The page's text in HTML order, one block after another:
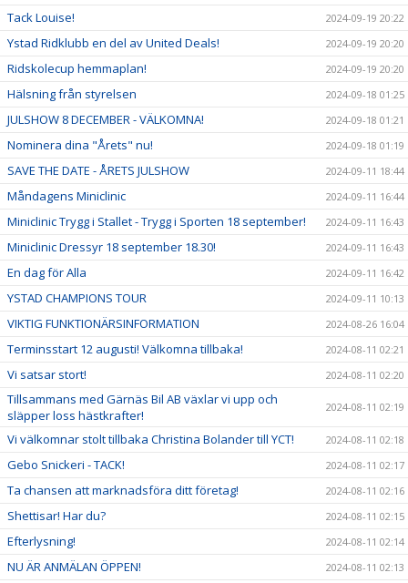
Tack Louise! 2024-09-19 20:22
Ystad Ridklubb en del av United Deals! 2024-09-19 20:20
Ridskolecup hemmaplan! 2024-09-19 20:20
Hälsning från styrelsen 2024-09-18 01:25
JULSHOW 8 DECEMBER - VÄLKOMNA! 2024-09-18 01:21
Nominera dina "Årets" nu! 2024-09-18 01:19
SAVE THE DATE - ÅRETS JULSHOW 2024-09-11 18:44
Måndagens Miniclinic 2024-09-11 16:44
Miniclinic Trygg i Stallet - Trygg i Sporten 18 september! 2024-09-11 16:43
Miniclinic Dressyr 18 september 18.30! 2024-09-11 16:43
En dag för Alla 2024-09-11 16:42
YSTAD CHAMPIONS TOUR 2024-09-11 10:13
VIKTIG FUNKTIONÄRSINFORMATION 2024-08-26 16:04
Terminsstart 12 augusti! Välkomna tillbaka! 2024-08-11 02:21
Vi satsar stort! 2024-08-11 02:20
Tillsammans med Gärnäs Bil AB växlar vi upp och
släpper loss hästkrafter!
2024-08-11 02:19
Vi välkomnar stolt tillbaka Christina Bolander till YCT! 2024-08-11 02:18
Gebo Snickeri - TACK! 2024-08-11 02:17
Ta chansen att marknadsföra ditt företag! 2024-08-11 02:16
Shettisar! Har du? 2024-08-11 02:15
Efterlysning! 2024-08-11 02:14
NU ÄR ANMÄLAN ÖPPEN! 2024-08-11 02:13